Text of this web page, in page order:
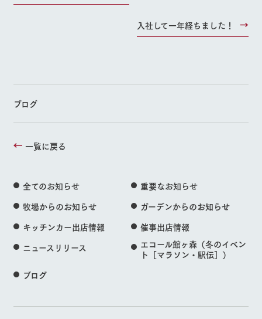
入社して一年経ちました！
ブログ
一覧に戻る
全てのお知らせ
重要なお知らせ
牧場からのお知らせ
ガーデンからのお知らせ
キッチンカー出店情報
催事出店情報
ニュースリリース
エコール館ヶ森（冬のイベン
ト［マラソン・駅伝］）
ブログ